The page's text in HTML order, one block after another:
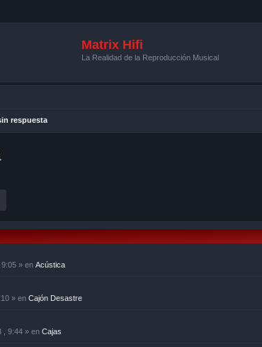
Matrix Hifi
La Realidad de la Reproducción Musical
respuesta
9:05 » en Acústica
» en Cajón Desastre
, 9:44 » en Cajas